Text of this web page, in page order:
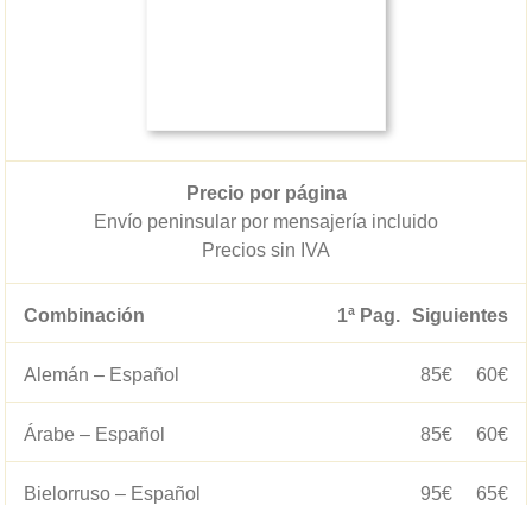
Precio por página
Envío peninsular por mensajería incluido
Precios sin IVA
Combinación Siguientes
1ª Pag.
Alemán – Español 60€
85€
Árabe – Español 60€
85€
Bielorruso – Español 65€
95€